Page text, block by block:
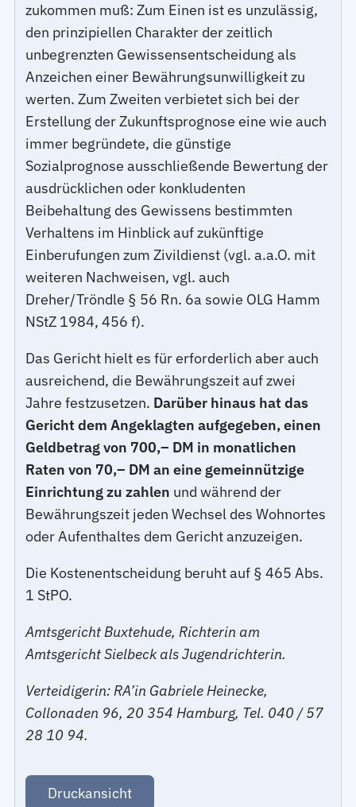
zukommen muß: Zum Einen ist es unzulässig,
den prinzipiellen Charakter der zeitlich
unbegrenzten Gewissensentscheidung als
Anzeichen einer Bewährungsunwilligkeit zu
werten. Zum Zweiten verbietet sich bei der
Erstellung der Zukunftsprognose eine wie auch
immer begründete, die günstige
Sozialprognose ausschließende Bewertung der
ausdrücklichen oder konkludenten
Beibehaltung des Gewissens bestimmten
Verhaltens im Hinblick auf zukünftige
Einberufungen zum Zivildienst (vgl. a.a.O. mit
weiteren Nachweisen, vgl. auch
Dreher/Tröndle § 56 Rn. 6a sowie OLG Hamm
NStZ 1984, 456 f).
Das Gericht hielt es für erforderlich aber auch
ausreichend, die Bewährungszeit auf zwei
Jahre festzusetzen. Darüber hinaus hat das
Gericht dem Angeklagten aufgegeben, einen
Geldbetrag von 700,– DM in monatlichen
Raten von 70,– DM an eine gemeinnützige
Einrichtung zu zahlen und während der
Bewährungszeit jeden Wechsel des Wohnortes
oder Aufenthaltes dem Gericht anzuzeigen.
Die Kostenentscheidung beruht auf § 465 Abs.
1 StPO.
Amtsgericht Buxtehude, Richterin am
Amtsgericht Sielbeck als Jugendrichterin.
Verteidigerin: RA’in Gabriele Heinecke,
Collonaden 96, 20 354 Hamburg, Tel. 040 / 57
28 10 94.
Druckansicht